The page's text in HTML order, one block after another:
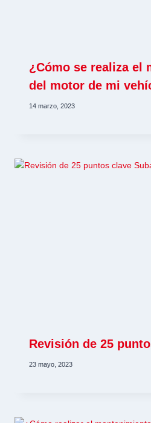
¿Cómo se realiza el
del motor de mi
14 marzo, 2023
Revisión de 25
23 mayo, 2023